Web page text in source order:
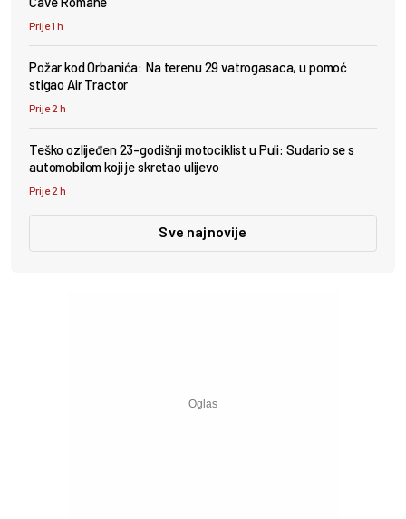
Prije 1 h
Požar kod Orbanića: Na terenu 29 vatrogasaca, u pomoć
stigao Air Tractor
Prije 2 h
Teško ozlijeđen 23-godišnji motociklist u Puli: Sudario se s
automobilom koji je skretao ulijevo
Prije 2 h
Sve najnovije